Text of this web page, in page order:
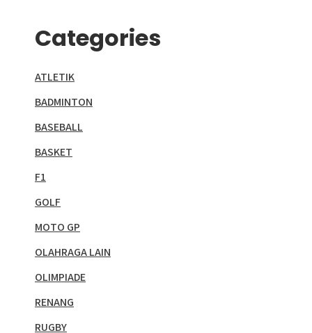
Categories
ATLETIK
BADMINTON
BASEBALL
BASKET
F1
GOLF
MOTO GP
OLAHRAGA LAIN
OLIMPIADE
RENANG
RUGBY